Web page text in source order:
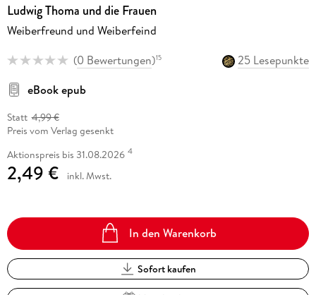
Ludwig Thoma und die Frauen
Weiberfreund und Weiberfeind
(0 Bewertungen)15
25 Lesepunkte
eBook epub
Statt 4,99 €
Preis vom Verlag gesenkt
Aktionspreis bis 31.08.2026 4
2,49 € inkl. Mwst.
In den Warenkorb
Sofort kaufen